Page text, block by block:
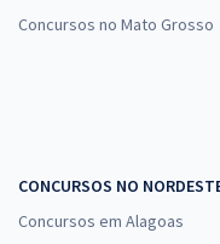
Concursos no Mato Grosso
CONCURSOS NO
Concursos em Alagoas